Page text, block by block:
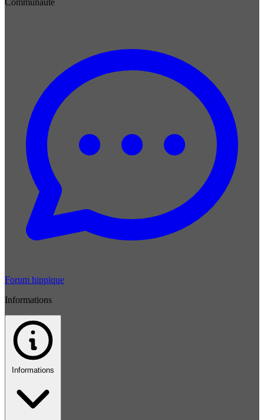
Communauté
Forum hippique
Informations
Informations